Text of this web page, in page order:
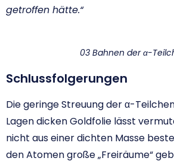
getroffen hätte.“
03 Bahnen der α-
Schlussfolgerungen
Die geringe Streuung der α-
Lagen dicken Goldfolie lässt
nicht aus einer dichten Masse
den Atomen große „Freiräume“